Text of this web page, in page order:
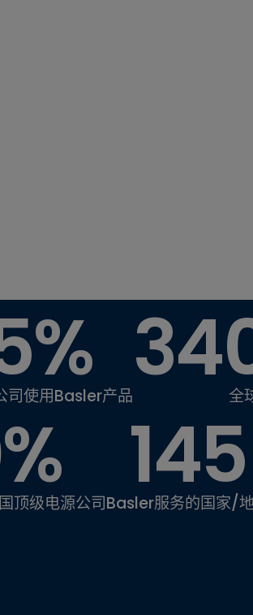
司使用Basler产品 全
顶级电源公司 145
Basler服务的国家/